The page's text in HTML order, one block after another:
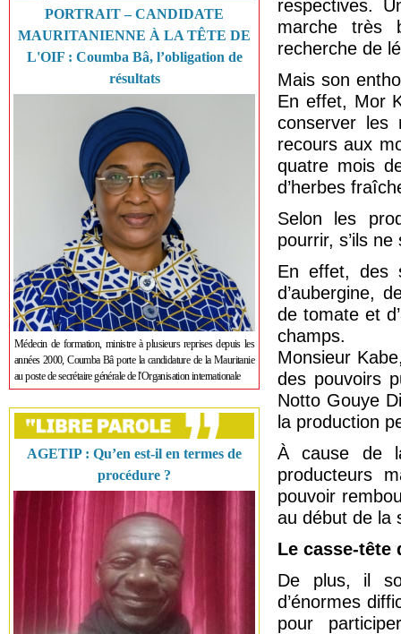
PORTRAIT – CANDIDATE
MAURITANIENNE À LA TÊTE DE
L'OIF : Coumba Bâ, l’obligation de
résultats
Médecin de formation, ministre à plusieurs reprises depuis les
années 2000, Coumba Bâ porte la candidature de la Mauritanie
au poste de secrétaire générale de l'Organisation internationale
AGETIP : Qu’en est-il en termes de
procédure ?
respectives.
marche très
recherche de
Mais son
En effet, Mor
conserver les
recours aux
quatre mois
d’herbes
Selon les
pourrir, s’ils
En effet, des
d’aubergine,
de tomate et
champs.
Monsieur
des pouvoirs
Notto Gouye
la production
À cause de
producteurs
pouvoir
au début de la
Le casse-tête
De plus, il
d’énormes
pour